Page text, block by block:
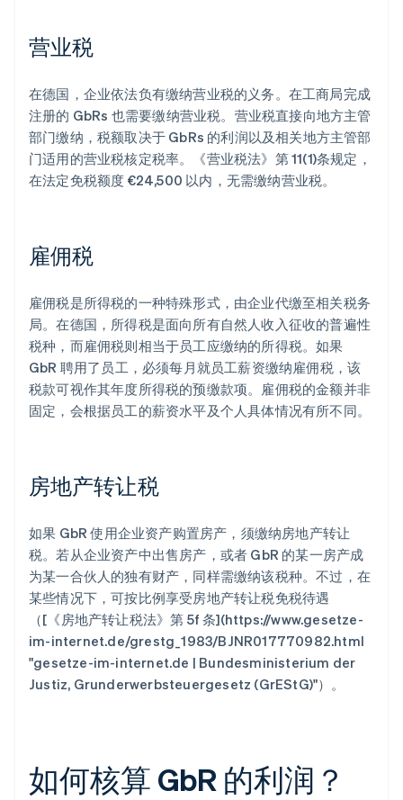
营业税
在德国，企业依法负有缴纳营业税的义务。在工商局完成
注册的 GbRs 也需要缴纳营业税。营业税直接向地方主管
部门缴纳，税额取决于 GbRs 的利润以及相关地方主管部
门适用的营业税核定税率。《营业税法》第 11(1)条规定，
在法定免税额度 €24,500 以内，无需缴纳营业税。
雇佣税
雇佣税是所得税的一种特殊形式，由企业代缴至相关税务
局。在德国，所得税是面向所有自然人收入征收的普遍性
税种，而雇佣税则相当于员工应缴纳的所得税。如果
GbR 聘用了员工，必须每月就员工薪资缴纳雇佣税，该
税款可视作其年度所得税的预缴款项。雇佣税的金额并非
固定，会根据员工的薪资水平及个人具体情况有所不同。
房地产转让税
如果 GbR 使用企业资产购置房产，须缴纳房地产转让
税。若从企业资产中出售房产，或者 GbR 的某一房产成
为某一合伙人的独有财产，同样需缴纳该税种。不过，在
某些情况下，可按比例享受房地产转让税免税待遇
（[《房地产转让税法》第 5f 条](https://www.gesetze-
im-internet.de/grestg_1983/BJNR017770982.html
"gesetze-im-internet.de | Bundesministerium der
Justiz, Grunderwerbsteuergesetz (GrEStG)"）。
如何核算 GbR 的利润？